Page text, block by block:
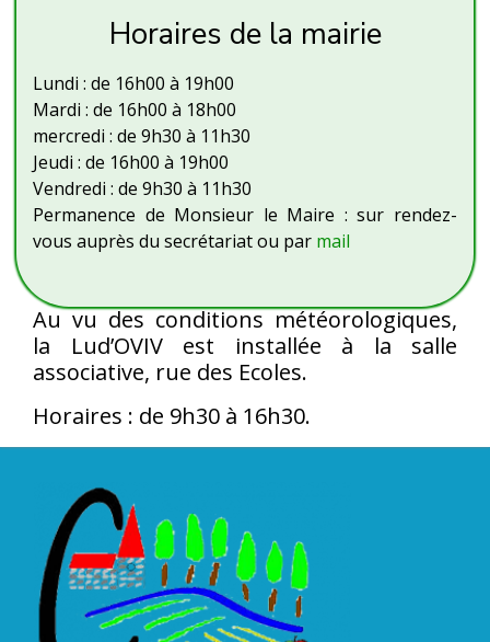
Horaires de la mairie
Lundi : de 16h00 à 19h00
Mardi : de 16h00 à 18h00
mercredi : de 9h30 à 11h30
Jeudi : de 16h00 à 19h00
Vendredi : de 9h30 à 11h30
Permanence de Monsieur le Maire : sur rendez-
vous auprès du secrétariat ou par mail
Au vu des conditions météorologiques,
la Lud’OVIV est installée à la salle
associative, rue des Ecoles.
Horaires : de 9h30 à 16h30.